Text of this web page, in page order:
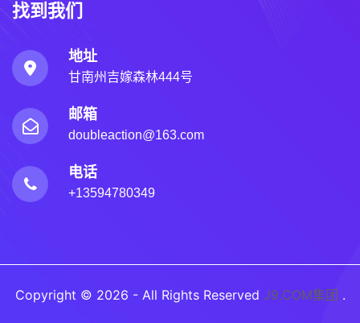
找到我们
地址
甘南州吉嫁森林444号
邮箱
doubleaction@163.com
电话
+13594780349
Copyright © 2026 - All Rights Reserved J9.COM集团 .